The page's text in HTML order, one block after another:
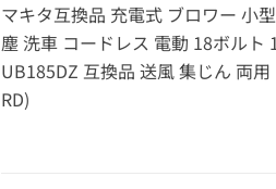
マキタ互換品 充電式 ブロワー 小
塵 洗車 コードレス 電動 18ボルト
UB185DZ 互換品 送風 集じん 両
RD)